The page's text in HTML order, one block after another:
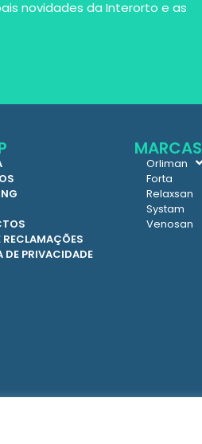
novidades da Interorto e as
RECLAMAÇÕES
DE PRIVACIDADE
MARCAS
Orliman
Forta
Relaxsan
Systam
Venosan